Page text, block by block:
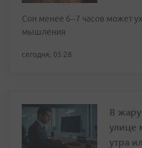
Сон менее 6–7 часов может
мышления
сегодня, 05:28
В
улице
утра